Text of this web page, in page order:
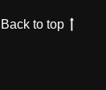
Back to top